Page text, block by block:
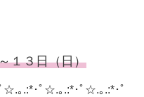
１３日（日）
｡.:*･ﾟ☆.｡.:*･ﾟ☆.｡.:*･ﾟ